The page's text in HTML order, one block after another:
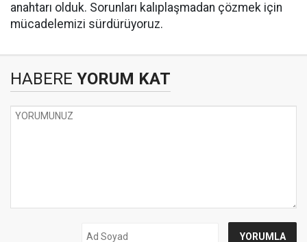
anahtarı olduk. Sorunları kalıplaşmadan çözmek için
mücadelemizi sürdürüyoruz.
HABERE YORUM KAT